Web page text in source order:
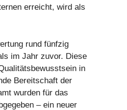
erreicht, wird als
rund fünfzig
im Jahr zuvor. Diese
in
Bereitschaft der
wurden für das
– ein neuer